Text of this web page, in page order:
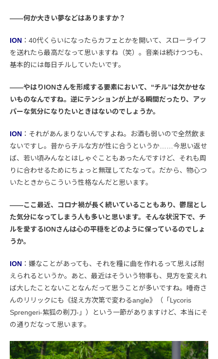
――何か大きい夢などはありますか？
ION ：40代くらいになったらカフェとかを開いて、スローライフ
を送れたら最高だなって思いますね（笑）。音楽は続けつつも、
基本的には毎日チルしていたいです。
――やはりIONさんを形成する要素において、“チル”は欠かせな
いものなんですね。逆にテンションが上がる瞬間だったり、アッ
パーな気分になりたいときはないのでしょうか。
ION ：それがあんまりないんですよね。お酒も弱いので全然飲ま
ないですし。昔からチルな方が性に合うというか……今思い返せ
ば、若い頃みんなとはしゃぐこともあったんですけど、それも周
りに合わせるためにちょっと無理してたなって。だから、物心つ
いたときからこういう性格なんだと思います。
――ここ最近、コロナ禍が長く続いていることもあり、鬱屈とし
た気分になってしまう人も多いと思います。そんな状況下で、チ
ルを愛するIONさんは心の平穏をどのように保っているのでしょ
うか。
ION ：嫌なことがあっても、それを糧に曲を作れるって思えば耐
えられるというか。あと、最近はそういう物事も、見方を変えれ
ば大したことないことなんだって思うことが多いですね。唾奇さ
んのリリックにも《捉え方次第で変わるangle》（「Lycoris
Sprengeri-紫狐の剃刀-」）という一節がありますけど、本当にそ
の通りだなって思います。